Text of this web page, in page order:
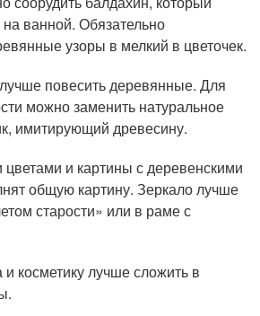
на ванной. Обязательно
узоры в мелкий в цветочек.
повесить деревянные. Для
можно заменить натуральное
имитирующий древесину.
и картины с деревенскими
общую картину. Зеркало лучше
старости» или в раме с
косметику лучше сложить в